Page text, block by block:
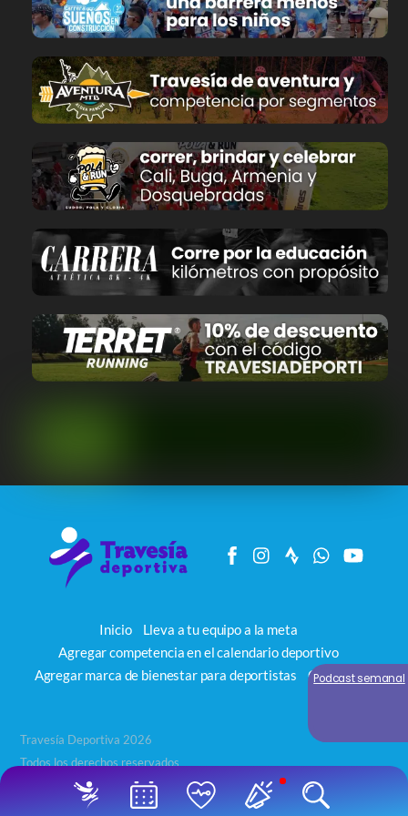
Inicio
Lleva a tu equipo a la meta
Agregar competencia en el calendario deportivo
Agregar marca de bienestar para deportistas
Contacto
Travesía Deportiva 2026
Todos los derechos reservados
Podcast semanal